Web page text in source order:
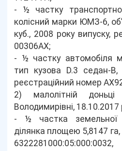
- ½ частку
колісний марки ЮМЗ-6,
куб., 2008 року випуску,
00306АХ;
- ½ частку автомобіля
тип кузова D.3 седан-В,
реєстраційний номер
2) малолітній
Володимирівні,
- ½ частка земельної
ділянка площею 5,8147